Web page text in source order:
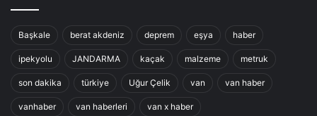
Başkale berat akdeniz deprem eşya haber
ipekyolu JANDARMA kaçak malzeme metruk
son dakika türkiye Uğur Çelik van van haber
vanhaber van haberleri van x haber